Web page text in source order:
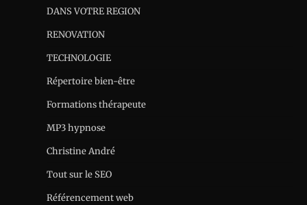
DANS VOTRE REGION
RENOVATION
TECHNOLOGIE
Répertoire bien-être
Formations thérapeute
MP3 hypnose
Christine André
Tout sur le SEO
Référencement web